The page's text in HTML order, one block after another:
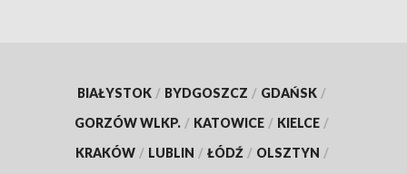
BIAŁYSTOK / BYDGOSZCZ / GDAŃSK /
GORZÓW WLKP. / KATOWICE / KIELCE /
KRAKÓW / LUBLIN / ŁÓDŹ / OLSZTYN /